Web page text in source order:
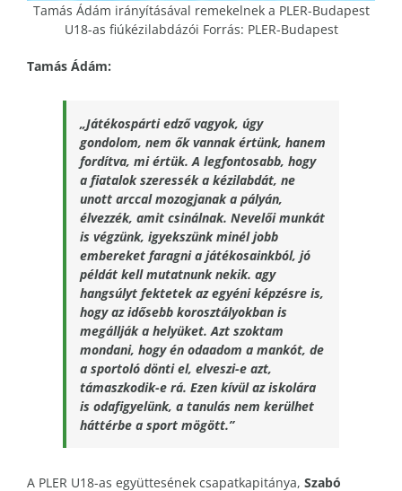
Tamás Ádám irányításával remekelnek a PLER-Budapest
U18-as fiúkézilabdázói Forrás: PLER-Budapest
Tamás Ádám:
„Játékospárti edző vagyok, úgy
gondolom, nem ők vannak értünk, hanem
fordítva, mi értük. A legfontosabb, hogy
a fiatalok szeressék a kézilabdát, ne
unott arccal mozogjanak a pályán,
élvezzék, amit csinálnak. Nevelői munkát
is végzünk, igyekszünk minél jobb
embereket faragni a játékosainkból, jó
példát kell mutatnunk nekik. agy
hangsúlyt fektetek az egyéni képzésre is,
hogy az idősebb korosztályokban is
megállják a helyüket. Azt szoktam
mondani, hogy én odaadom a mankót, de
a sportoló dönti el, elveszi-e azt,
támaszkodik-e rá. Ezen kívül az iskolára
is odafigyelünk, a tanulás nem kerülhet
háttérbe a sport mögött.”
A PLER U18-as együttesének csapatkapitánya, Szabó